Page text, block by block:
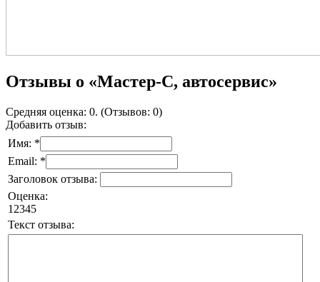
Отзывы о «Мастер-С, автосервис»
Средняя оценка: 0. (Отзывов: 0)
Добавить отзыв:
Имя: *
Email: *
Заголовок отзыва:
Оценка:
1 2345
Текст отзыва: